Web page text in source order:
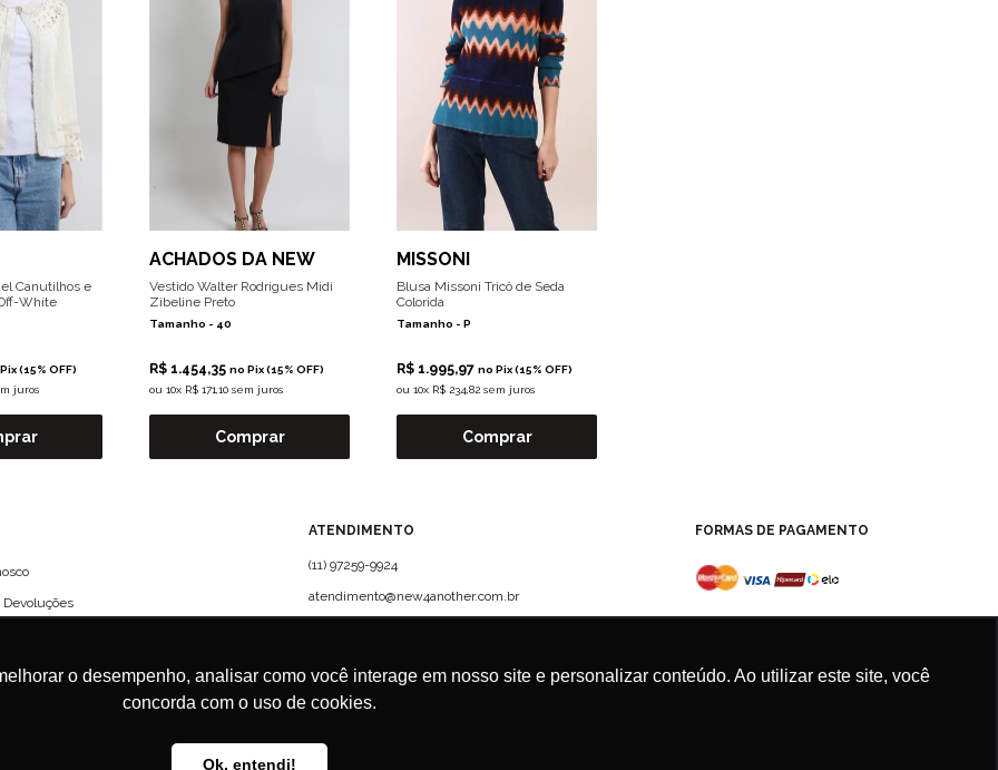
o desempenho, analisar como você interage em nosso site e personalizar conteúdo. Ao utilizar este site, você
concorda com o uso de cookies.
Ok, entendi!
Canutilhos e
White
(15% OFF)
juros
ACHADOS DA NEW
Vestido Walter Rodrigues Midi
Zibeline Preto
Tamanho - 40
R$ 1.454,35 no Pix (15% OFF)
ou 10x R$ 171,10 sem juros
Comprar
MISSONI
Blusa Missoni Tricô de Seda
Colorida
Tamanho - P
R$ 1.995,97 no Pix (15% OFF)
ou 10x R$ 234,82 sem juros
Comprar
Devoluções
ATENDIMENTO
(11) 97259-9924
atendimento@new4another.com.br
FORMAS DE PAGAMENTO